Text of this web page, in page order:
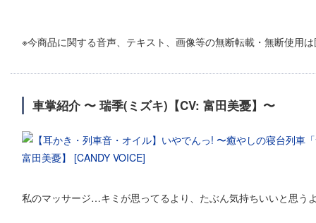
※今商品に関する音声、テキスト、画像等の無断転載・無断使用
車掌紹介 〜 瑞季(ミズキ)【CV: 富田美憂】〜
私のマッサージ…キミが思ってるより、たぶん気持ちいいと思う